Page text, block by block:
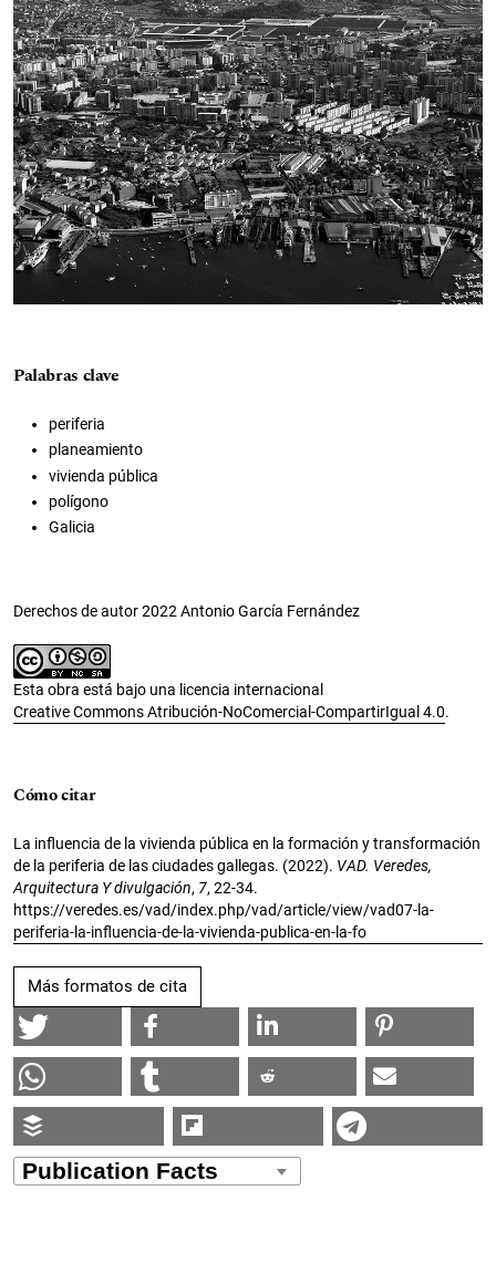
Palabras clave
periferia
planeamiento
vivienda pública
polígono
Galicia
Derechos de autor 2022 Antonio García Fernández
Esta obra está bajo una licencia internacional
Creative Commons Atribución-NoComercial-CompartirIgual 4.0.
Cómo citar
La influencia de la vivienda pública en la formación y transformación
de la periferia de las ciudades gallegas. (2022). VAD. Veredes,
Arquitectura Y divulgación, 7, 22-34.
https://veredes.es/vad/index.php/vad/article/view/vad07-la-
periferia-la-influencia-de-la-vivienda-publica-en-la-fo
Más formatos de cita